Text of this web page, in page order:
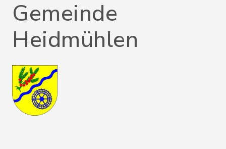
Gemeinde
Heidmühlen